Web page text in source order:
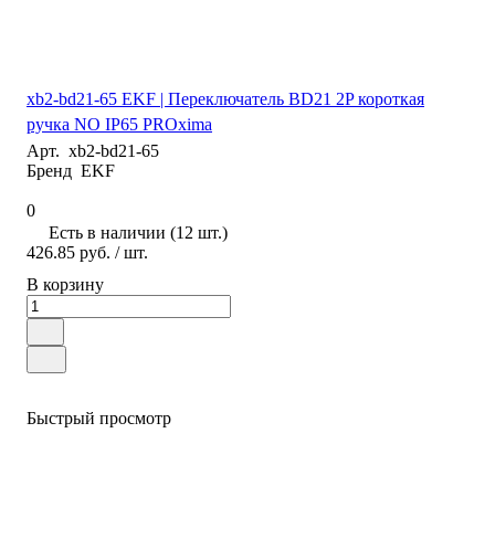
xb2-bd21-65 EKF | Переключатель BD21 2P короткая
ручка NO IP65 PROxima
Арт. xb2-bd21-65
Бренд EKF
0
Есть в наличии (12 шт.)
426.85 руб. / шт.
В корзину
Быстрый просмотр